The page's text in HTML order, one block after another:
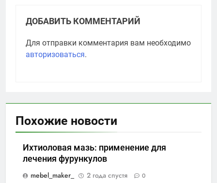
ДОБАВИТЬ КОММЕНТАРИЙ
Для отправки комментария вам необходимо
авторизоваться.
Похожие новости
Ихтиоловая мазь: применение для
лечения фурункулов
mebel_maker_
2 года спустя 0